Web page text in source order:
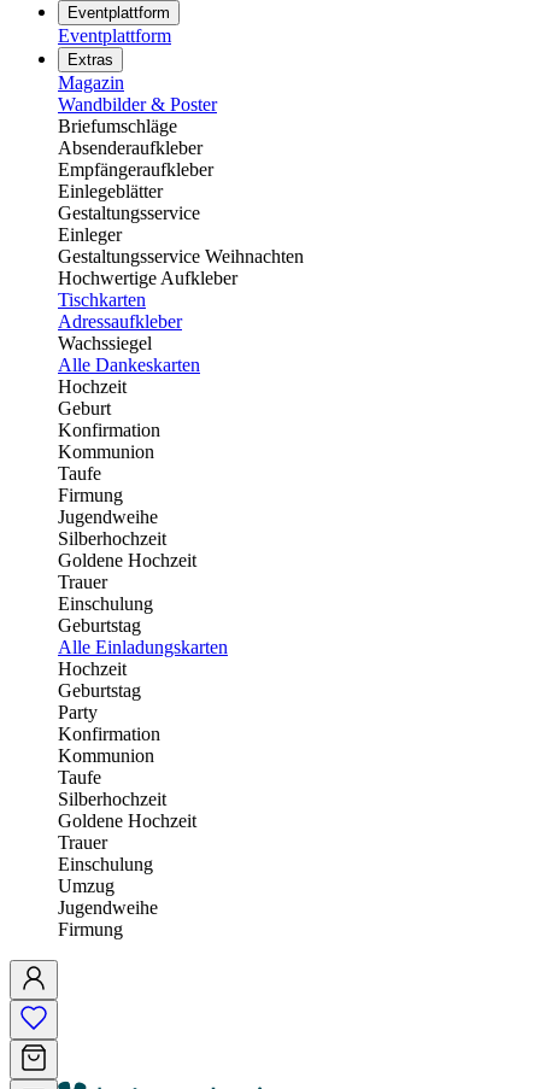
Eventplattform
Eventplattform
Extras
Magazin
Wandbilder & Poster
Briefumschläge
Absenderaufkleber
Empfängeraufkleber
Einlegeblätter
Gestaltungsservice
Einleger
Gestaltungsservice Weihnachten
Hochwertige Aufkleber
Tischkarten
Adressaufkleber
Wachssiegel
Alle Dankeskarten
Hochzeit
Geburt
Konfirmation
Kommunion
Taufe
Firmung
Jugendweihe
Silberhochzeit
Goldene Hochzeit
Trauer
Einschulung
Geburtstag
Alle Einladungskarten
Hochzeit
Geburtstag
Party
Konfirmation
Kommunion
Taufe
Silberhochzeit
Goldene Hochzeit
Trauer
Einschulung
Umzug
Jugendweihe
Firmung